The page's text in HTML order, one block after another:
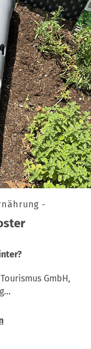
-
GmbH,